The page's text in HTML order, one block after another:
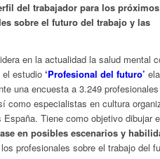
del trabajador para los
sobre el futuro del trabajo y las
en la actualidad la salud mental
estudio ‘Profesional del futuro’
una encuesta a 3.249
como especialistas en cultura
Tiene como objetivo dibujar
en posibles escenarios y
profesionales sobre el trabajo del